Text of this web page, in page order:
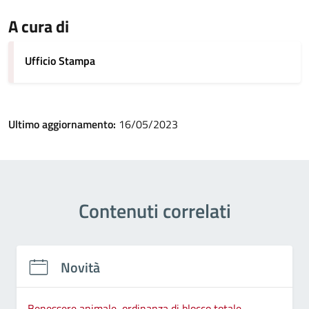
A cura di
Ufficio Stampa
Ultimo aggiornamento: 16/05/2023
Contenuti correlati
Novità